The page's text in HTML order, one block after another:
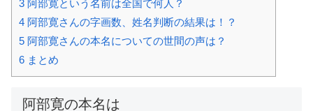
3 阿部寛という名前は全国で何人？
4 阿部寛さんの字画数、姓名判断の結果は！？
5 阿部寛さんの本名についての世間の声は？
6 まとめ
阿部寛の本名は